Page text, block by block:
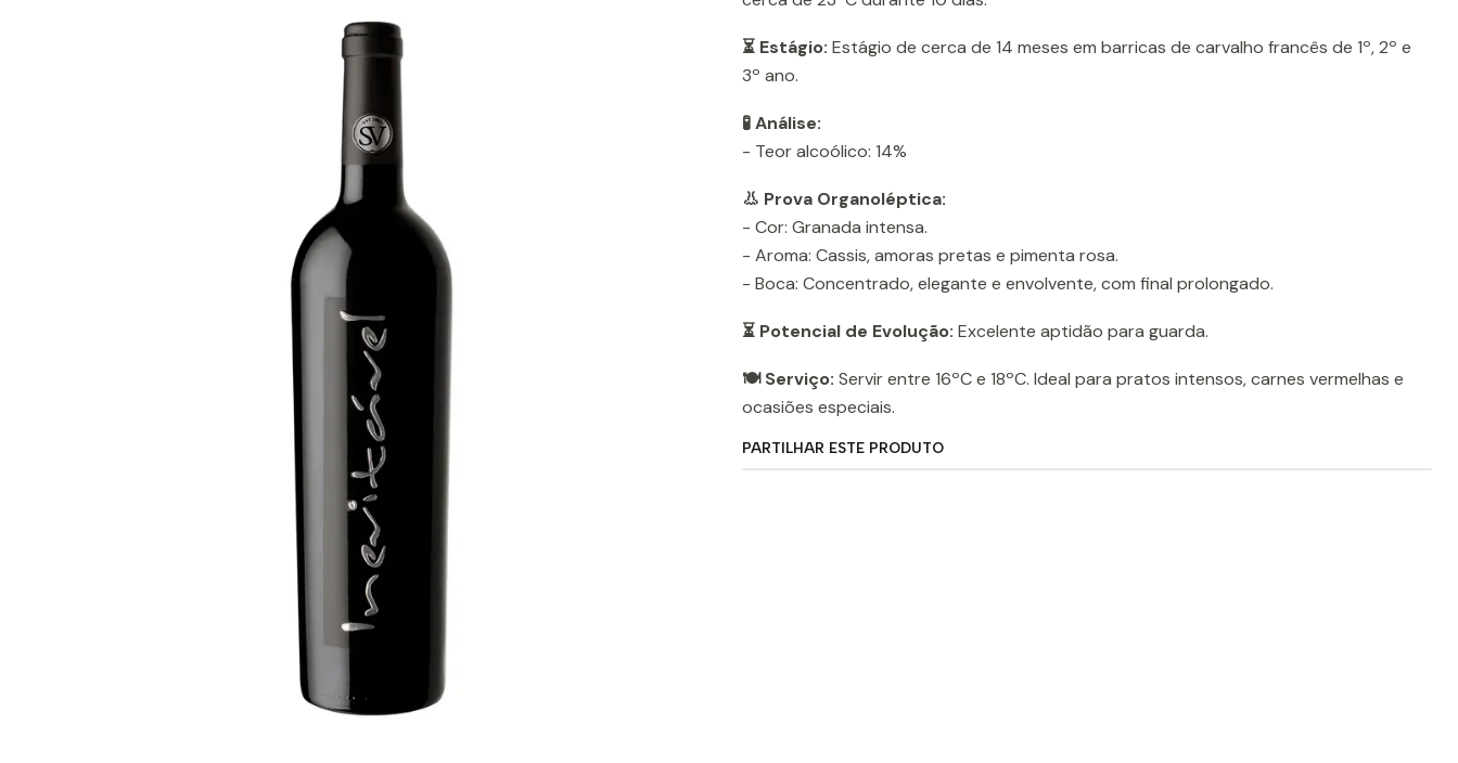
⏳ Estágio: Estágio de cerca de 14 meses em barricas de carvalho francês de 1º, 2º e
3º ano.
🧪 Análise:
- Teor alcoólico: 14%
👃 Prova Organoléptica:
- Cor: Granada intensa.
- Aroma: Cassis, amoras pretas e pimenta rosa.
- Boca: Concentrado, elegante e envolvente, com final prolongado.
⏳ Potencial de Evolução: Excelente aptidão para guarda.
🍽️ Serviço: Servir entre 16ºC e 18ºC. Ideal para pratos intensos, carnes vermelhas e
ocasiões especiais.
PARTILHAR ESTE PRODUTO